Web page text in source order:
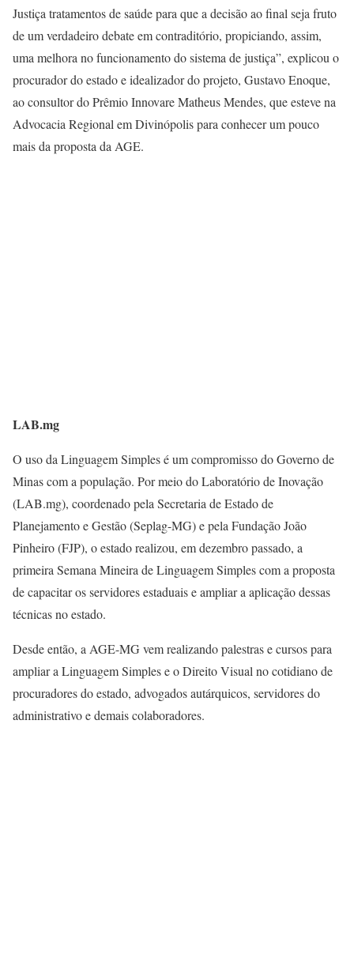
Justiça tratamentos de saúde para que a decisão ao final seja fruto
de um verdadeiro debate em contraditório, propiciando, assim,
uma melhora no funcionamento do sistema de justiça”, explicou o
procurador do estado e idealizador do projeto, Gustavo Enoque,
ao consultor do Prêmio Innovare Matheus Mendes, que esteve na
Advocacia Regional em Divinópolis para conhecer um pouco
mais da proposta da AGE.
LAB.mg
O uso da Linguagem Simples é um compromisso do Governo de
Minas com a população. Por meio do Laboratório de Inovação
(LAB.mg), coordenado pela Secretaria de Estado de
Planejamento e Gestão (Seplag-MG) e pela Fundação João
Pinheiro (FJP), o estado realizou, em dezembro passado, a
primeira Semana Mineira de Linguagem Simples com a proposta
de capacitar os servidores estaduais e ampliar a aplicação dessas
técnicas no estado.
Desde então, a AGE-MG vem realizando palestras e cursos para
ampliar a Linguagem Simples e o Direito Visual no cotidiano de
procuradores do estado, advogados autárquicos, servidores do
administrativo e demais colaboradores.